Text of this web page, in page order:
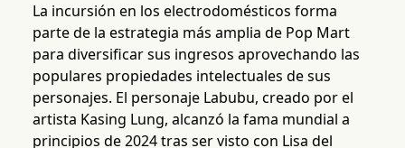
La incursión en los electrodomésticos forma
parte de la estrategia más amplia de Pop Mart
para diversificar sus ingresos aprovechando las
populares propiedades intelectuales de sus
personajes. El personaje Labubu, creado por el
artista Kasing Lung, alcanzó la fama mundial a
principios de 2024 tras ser visto con Lisa del